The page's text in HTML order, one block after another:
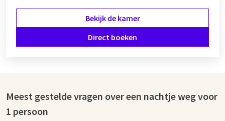
Bekijk de kamer
Direct boeken
Meest gestelde vragen over een nachtje weg voor
1 persoon